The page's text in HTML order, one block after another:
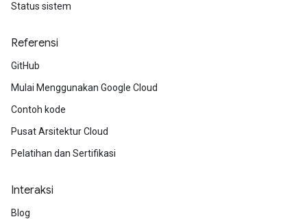
Status sistem
Referensi
GitHub
Mulai Menggunakan Google Cloud
Contoh kode
Pusat Arsitektur Cloud
Pelatihan dan Sertifikasi
Interaksi
Blog